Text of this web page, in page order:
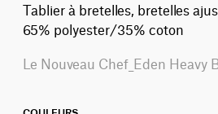
Tablier à bretelles, bretelles
65% polyester/35% coton
Le Nouveau Chef_Eden Heavy